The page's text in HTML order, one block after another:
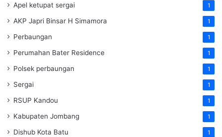
Apel ketupat sergai 1
AKP Japri Binsar H Simamora 1
Perbaungan 1
Perumahan Bater Residence 1
Polsek perbaungan 1
Sergai 1
RSUP Kandou 1
Kabupaten Jombang 1
Dishub Kota Batu 1